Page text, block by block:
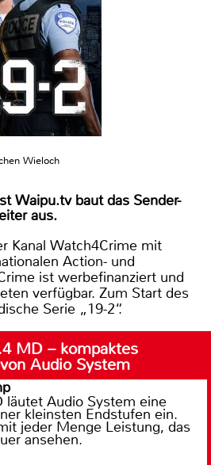
Wieloch
Waipu.tv baut das Sender-
aus.
Kanal Watch4Crime mit
Action- und
ist werbefinanziert und
verfügbar. Zum Start des
Serie „19-2“.
MD – kompaktes
Audio System
Audio System eine
kleinsten Endstufen ein.
jeder Menge Leistung, das
ansehen.